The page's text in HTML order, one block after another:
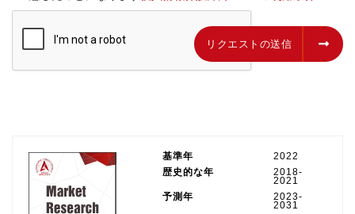
リクエストの送信 リクエストの送信
基準年
2022
歴史的な年
2018-
2021
予測年
2023-
2031